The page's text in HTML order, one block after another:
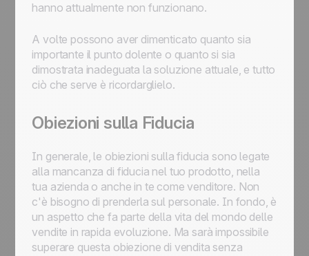
hanno attualmente non funzionano.
A volte possono aver dimenticato quanto sia
importante il punto dolente o quanto si sia
dimostrata inadeguata la soluzione attuale, e tutto
ciò che serve è ricordarglielo.
Obiezioni sulla Fiducia
In generale, le obiezioni sulla fiducia sono legate
alla mancanza di fiducia nel tuo prodotto, nella
tua azienda o anche in te come venditore. Non
c'è bisogno di prenderla sul personale. In fondo, è
un aspetto che fa parte della vita del mondo delle
vendite in rapida evoluzione. Ma sarà impossibile
superare questa obiezione di vendita senza